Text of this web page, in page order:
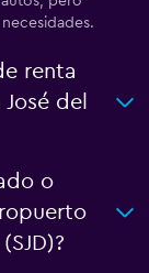
renta
del
o